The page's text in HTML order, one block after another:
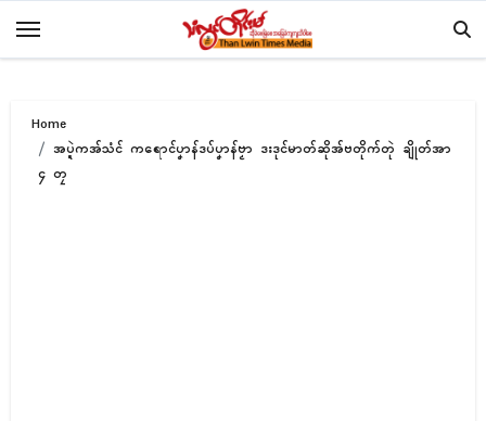
Home
အပ္ဍဲကအ်သံၚ် ကရောၚ်ပၞာန်ဒပ်ပၞာန်ဗၟာ ဒးဒုၚ်မာတ်ဆိုအ်ဗတိုက်တုဲ ချိုတ်အာ
၄ တၠ